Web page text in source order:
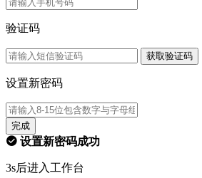
验证码
获取验证码
设置新密码
完成
设置新密码成功
3s后进入工作台